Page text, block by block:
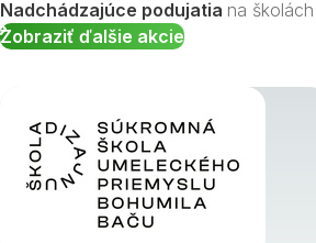
Nadchádzajúce podujatia na školách
Zobraziť ďalšie akcie